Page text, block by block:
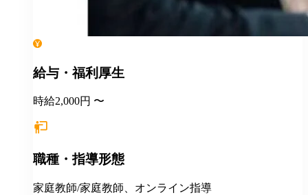
給与・福利厚生
時給2,000円 〜
職種・指導形態
家庭教師/家庭教師、オンライン指導